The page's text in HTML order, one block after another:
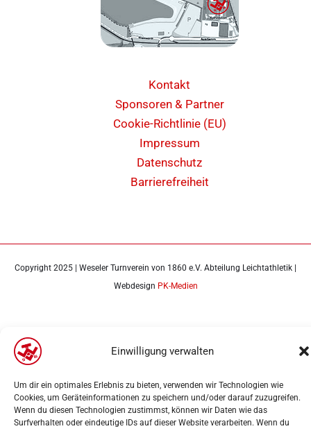
Einwilligung verwalten
Um dir ein optimales Erlebnis zu bieten, verwenden wir Technologien wie
Cookies, um Geräteinformationen zu speichern und/oder darauf zuzugreifen.
Wenn du diesen Technologien zustimmst, können wir Daten wie das
Surfverhalten oder eindeutige IDs auf dieser Website verarbeiten. Wenn du
Kontakt
Sponsoren & Partner
Cookie-Richtlinie (EU)
Impressum
Datenschutz
Barrierefreiheit
Copyright 2025 | Weseler Turnverein von 1860 e.V. Abteilung Leichtathletik |
Webdesign PK-Medien